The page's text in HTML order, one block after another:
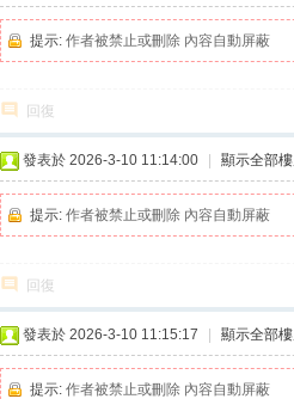
提示: 作者被禁止或刪除 內容自動屏蔽
回復
發表於 2026-3-10 11:14:00 顯示全部
提示: 作者被禁止或刪除 內容自動屏蔽
回復
發表於 2026-3-10 11:15:17 顯示全部
提示: 作者被禁止或刪除 內容自動屏蔽